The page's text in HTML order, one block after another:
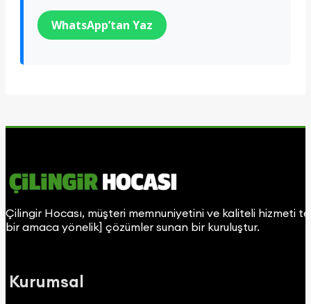
WhatsApp’tan Yaz
Çilingir Hocası, müşteri memnuniyetini ve kaliteli hizmeti
bir amaca yönelik] çözümler sunan bir kuruluştur.
Kurumsal